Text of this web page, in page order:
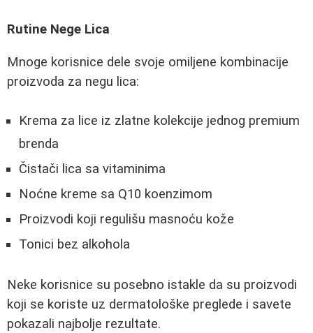
Rutine Nege Lica
Mnoge korisnice dele svoje omiljene kombinacije
proizvoda za negu lica:
Krema za lice iz zlatne kolekcije jednog premium
brenda
Čistači lica sa vitaminima
Noćne kreme sa Q10 koenzimom
Proizvodi koji regulišu masnoću kože
Tonici bez alkohola
Neke korisnice su posebno istakle da su proizvodi
koji se koriste uz dermatološke preglede i savete
pokazali najbolje rezultate.